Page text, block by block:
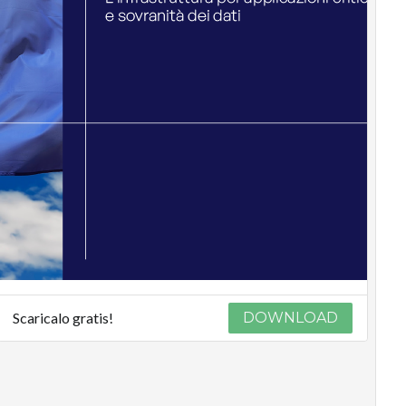
Scaricalo gratis! DOWNLOAD